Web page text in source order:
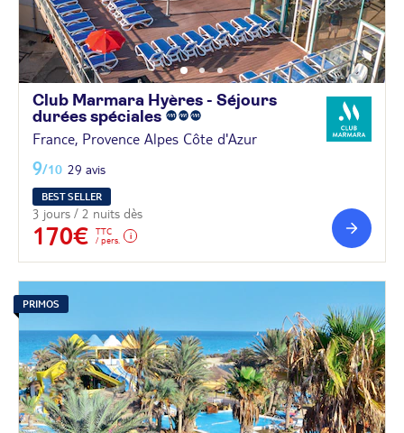
Club Marmara Hyères - Séjours
durées spéciales
France, Provence Alpes Côte d'Azur
9/10 29 avis
BEST SELLER
3 jours / 2 nuits dès
170€
TTC
/ pers.
PRIMOS